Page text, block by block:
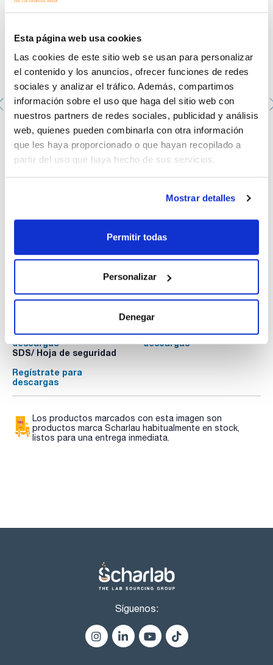
Esta página web usa cookies
Las cookies de este sitio web se usan para personalizar
el contenido y los anuncios, ofrecer funciones de redes
sociales y analizar el tráfico. Además, compartimos
información sobre el uso que haga del sitio web con
nuestros partners de redes sociales, publicidad y análisis
web, quienes pueden combinarla con otra información
que les haya proporcionado o que hayan recopilado a
partir del uso que haya hecho de sus servicios.
Mostrar detalles
Permitir todas
Personalizar
Denegar
Placa Petri aséptica de 90mm. SCHARLAU. con 3
vientos. Color transparente. 20u. X 24 bolsas.
PPD-90143A
Disponibilidad:Ver stock
Regístrate para
descargas
COA
Regístrate para
descargas
SDS/ Hoja de seguridad
Regístrate para
descargas
Los productos marcados con esta imagen son
productos marca Scharlau habitualmente en stock,
listos para una entrega inmediata.
Síguenos: